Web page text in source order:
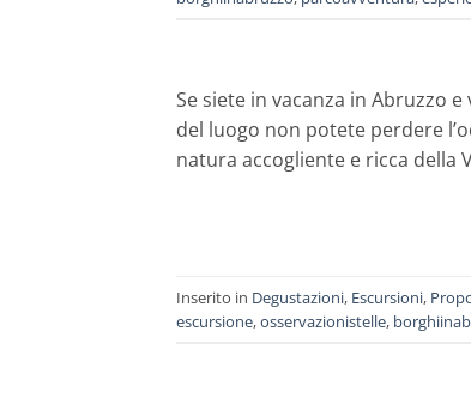
Se siete in vacanza in Abruzzo
del luogo non potete perdere
natura accogliente e ricca della
Inserito in Degustazioni, Escursioni,
escursione,osservazionistelle,